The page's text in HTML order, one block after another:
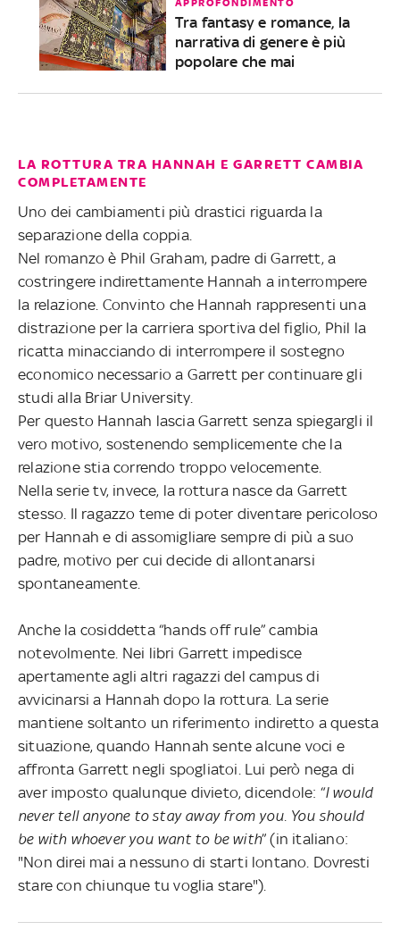
Tra fantasy e romance, la
narrativa di genere è più
popolare che mai
LA ROTTURA TRA HANNAH E GARRETT CAMBIA
COMPLETAMENTE
Uno dei cambiamenti più drastici riguarda la
separazione della coppia.
Nel romanzo è Phil Graham, padre di Garrett, a
costringere indirettamente Hannah a interrompere
la relazione. Convinto che Hannah rappresenti una
distrazione per la carriera sportiva del figlio, Phil la
ricatta minacciando di interrompere il sostegno
economico necessario a Garrett per continuare gli
studi alla Briar University.
Per questo Hannah lascia Garrett senza spiegargli il
vero motivo, sostenendo semplicemente che la
relazione stia correndo troppo velocemente.
Nella serie tv, invece, la rottura nasce da Garrett
stesso. Il ragazzo teme di poter diventare pericoloso
per Hannah e di assomigliare sempre di più a suo
padre, motivo per cui decide di allontanarsi
spontaneamente.
Anche la cosiddetta “hands off rule” cambia
notevolmente. Nei libri Garrett impedisce
apertamente agli altri ragazzi del campus di
avvicinarsi a Hannah dopo la rottura. La serie
mantiene soltanto un riferimento indiretto a questa
situazione, quando Hannah sente alcune voci e
affronta Garrett negli spogliatoi. Lui però nega di
aver imposto qualunque divieto, dicendole: “I would
never tell anyone to stay away from you. You should
be with whoever you want to be with” (in italiano:
"Non direi mai a nessuno di starti lontano. Dovresti
stare con chiunque tu voglia stare").